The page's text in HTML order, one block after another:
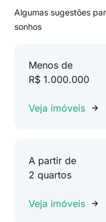
Algumas sugestões
sonhos
Menos de
R$ 1.000.000
Veja imóveis
A partir de
2 quartos
Veja imóveis